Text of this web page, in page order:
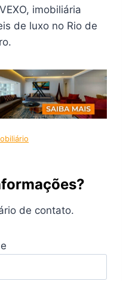
imobiliária
de luxo no Rio de
de contato.